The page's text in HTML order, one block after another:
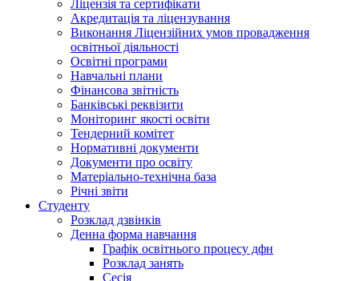
Ліцензія та сертифікати
Акредитація та ліцензування
Виконання Ліцензійних умов провадження
освітньої діяльності
Освітні програми
Навчальні плани
Фінансова звітність
Банківські реквізити
Моніторинг якості освіти
Тендерний комітет
Нормативні документи
Документи про освіту
Матеріально-технічна база
Річні звіти
Студенту
Розклад дзвінків
Денна форма навчання
Графік освітнього процесу дфн
Розклад занять
Сесія